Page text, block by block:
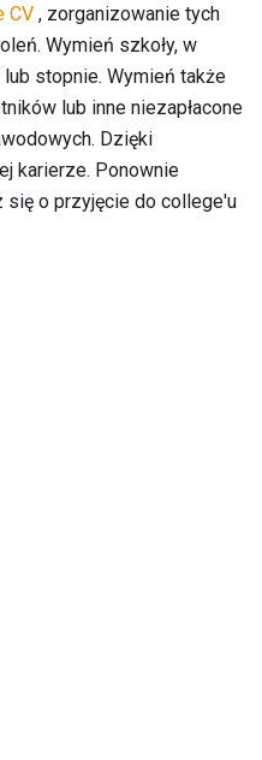
CV , zorganizowanie tych
Wymień szkoły, w
stopnie. Wymień także
lub inne niezapłacone
Dzięki
karierze. Ponownie
się o przyjęcie do college'u